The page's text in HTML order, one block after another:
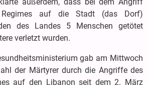
Regimes auf die Stadt (das Dorf)
des Landes 5 Menschen getötet
verletzt wurden.
gab am Mittwoch
der Märtyrer durch die Angriffe des
auf den Libanon seit dem 2. März